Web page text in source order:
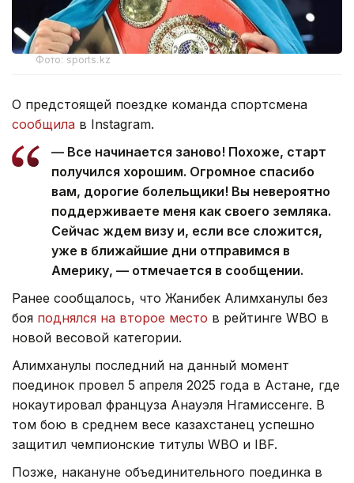
Фото: sports.kz
О предстоящей поездке команда спортсмена
сообщила в Instagram.
— Все начинается заново! Похоже, старт
получился хорошим. Огромное спасибо
вам, дорогие болельщики! Вы невероятно
поддерживаете меня как своего земляка.
Сейчас ждем визу и, если все сложится,
уже в ближайшие дни отправимся в
Америку, — отмечается в сообщении.
Ранее сообщалось, что Жанибек Алимханулы без
боя поднялся на второе место в рейтинге WBO в
новой весовой категории.
Алимханулы последний на данный момент
поединок провел 5 апреля 2025 года в Астане, где
нокаутировал француза Анауэля Нгамиссенге. В
том бою в среднем весе казахстанец успешно
защитил чемпионские титулы WBO и IBF.
Позже, накануне объединительного поединка в